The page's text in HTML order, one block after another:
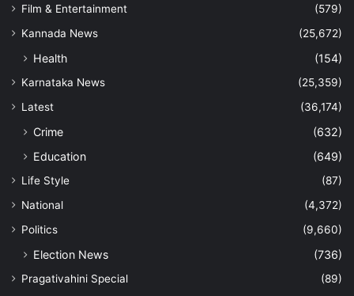
Film & Entertainment
(579)
Kannada News
(25,672)
Health (154)
Karnataka News
(25,359)
Latest
(36,174)
Crime
(632)
Education
(649)
Life Style
(87)
National
(4,372)
Politics
(9,660)
Election News (736)
Pragativahini Special
(89)